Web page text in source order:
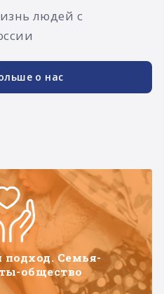
людей с
о нас
Семья-
общество